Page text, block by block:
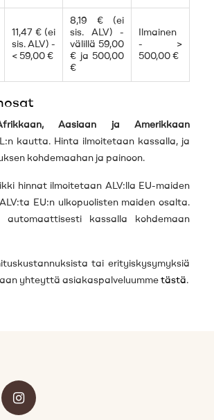
11,47 € (ei
sis. ALV) -
< 59,00 €
8,19 € (ei
sis. ALV) -
välillä 59,00
€ ja 500,00
€
Ilmainen
- >
500,00 €
Aasiaan ja Amerikkaan
kautta. Hinta ilmoitetaan kassalla, ja
kohdemaahan ja painoon.
hinnat ilmoitetaan ALV:lla EU-maiden
EU:n ulkopuolisten maiden osalta.
automaattisesti kassalla kohdemaan
tai erityiskysymyksiä
yhteyttä asiakaspalveluumme tästä.